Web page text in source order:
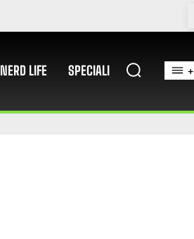
NERD LIFE SPECIALI +